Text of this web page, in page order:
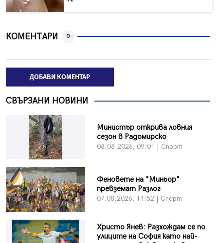
КОМЕНТАРИ 0
ДОБАВИ КОМЕНТАР
СВЪРЗАНИ НОВИНИ
Министър открива ловния
сезон в Радомирско
08.08.2026, 09:01 | Спорт
Феновете на "Миньор"
превземат Разлог
07.08.2026, 14:52 | Спорт
Христо Янев: Разхождам се по
улиците на София като най-